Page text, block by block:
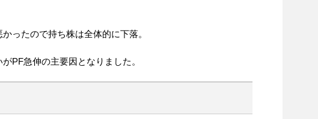
ったので持ち株は全体的に下落。
PF急伸の主要因となりました。